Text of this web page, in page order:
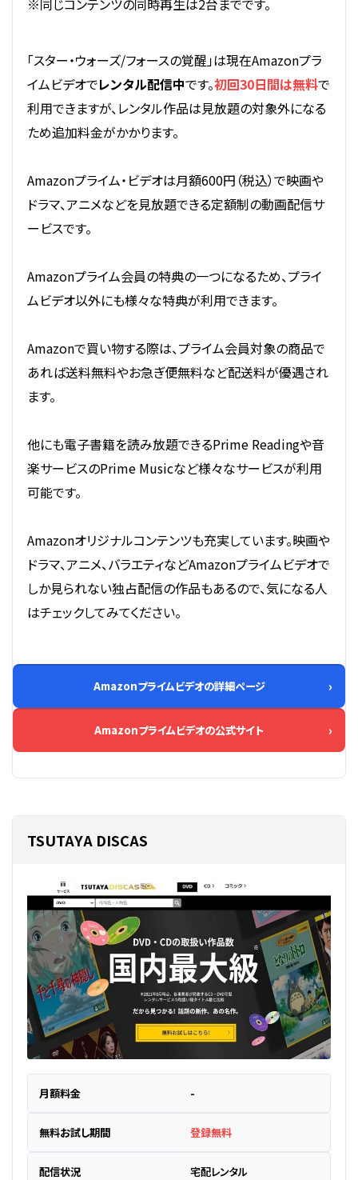
※同じコンテンツの同時再生は2台までです。
「スター・ウォーズ/フォースの覚醒」は現在Amazonプラ
イムビデオでレンタル配信中です。初回30日間は無料で
利用できますが、レンタル作品は見放題の対象外になる
ため追加料金がかかります。
Amazonプライム・ビデオは月額600円（税込）で映画や
ドラマ、アニメなどを見放題できる定額制の動画配信サ
ービスです。
Amazonプライム会員の特典の一つになるため、プライ
ムビデオ以外にも様々な特典が利用できます。
Amazonで買い物する際は、プライム会員対象の商品で
あれば送料無料やお急ぎ便無料など配送料が優遇され
ます。
他にも電子書籍を読み放題できるPrime Readingや音
楽サービスのPrime Musicなど様々なサービスが利用
可能です。
Amazonオリジナルコンテンツも充実しています。映画や
ドラマ、アニメ、バラエティなどAmazonプライムビデオで
しか見られない独占配信の作品もあるので、気になる人
はチェックしてみてください。
Amazonプライムビデオの詳細ページ
Amazonプライムビデオの公式サイト
TSUTAYA DISCAS
月額料金 -
無料お試し期間 登録無料
配信状況 宅配レンタル